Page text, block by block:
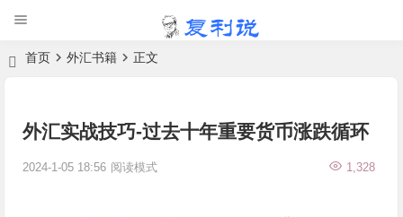
首页 外汇书籍 正文
外汇实战技巧-过去十年重要货币涨跌循环
2024-1-05 18:56 1,328
阅读模式